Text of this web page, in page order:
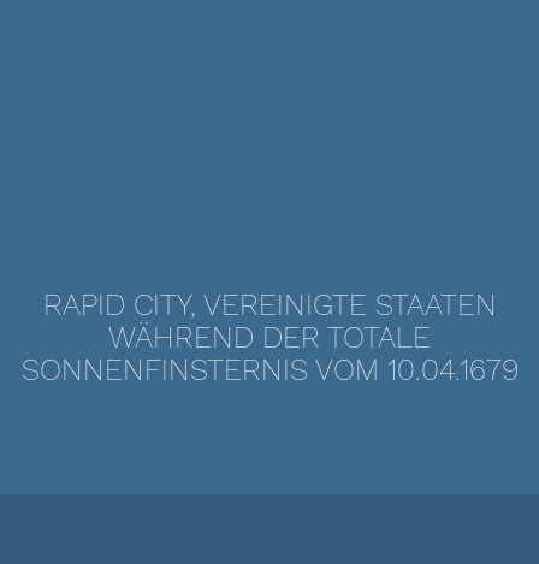
RAPID CITY, VEREINIGTE STAATEN
WÄHREND DER TOTALE
SONNENFINSTERNIS VOM 10.04.1679